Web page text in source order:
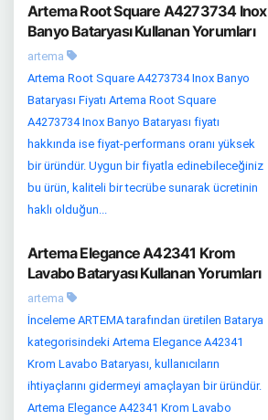
Artema Root Square A4273734 Inox
Banyo Bataryası Kullanan Yorumları
artema
Artema Root Square A4273734 Inox Banyo
Bataryası Fiyatı Artema Root Square
A4273734 Inox Banyo Bataryası fiyatı
hakkında ise fiyat-performans oranı yüksek
bir üründür. Uygun bir fiyatla edinebileceğiniz
bu ürün, kaliteli bir tecrübe sunarak ücretinin
haklı olduğun...
Artema Elegance A42341 Krom
Lavabo Bataryası Kullanan Yorumları
artema
İnceleme ARTEMA tarafından üretilen Batarya
kategorisindeki Artema Elegance A42341
Krom Lavabo Bataryası, kullanıcıların
ihtiyaçlarını gidermeyi amaçlayan bir üründür.
Artema Elegance A42341 Krom Lavabo